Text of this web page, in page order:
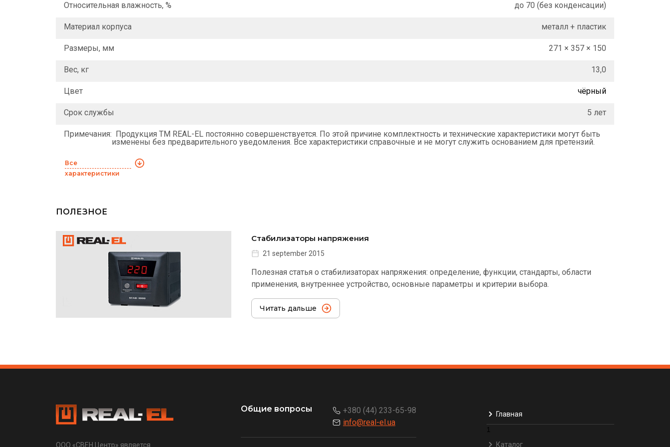
Относительная влажность, % до 70 (без конденсации)
Материал корпуса металл + пластик
Размеры, мм 271 × 357 × 150
Вес, кг 13,0
Цвет чёрный
Срок службы 5 лет
Примечания: Продукция ТМ REAL-EL постоянно совершенствуется. По этой причине комплектность и технические характеристики могут быть
изменены без предварительного уведомления. Все характеристики справочные и не могут служить основанием для претензий.
Все
характеристики
ПОЛЕЗНОЕ
Стабилизаторы напряжения
21 september 2015
Полезная статья о стабилизаторах напряжения: определение, функции, стандарты, области
применения, внутреннее устройство, основные параметры и критерии выбора.
Читать дальше
ООО «СВЕН Центр» является
Общие вопросы
+380 (44) 233-65-98
info@real-el.ua
Главная
1
Каталог